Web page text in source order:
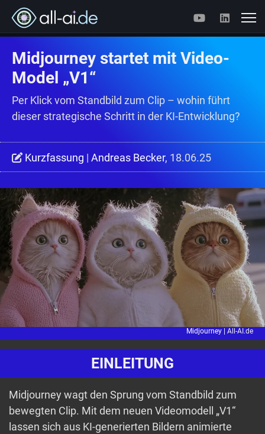
Midjourney startet mit Video-
Model „V1“
Per Klick vom Standbild zum Clip – wohin führt
dieser strategische Schritt in der KI-Entwicklung?
Kurzfassung | Andreas Becker, 18.06.25
Midjourney | All-AI.de
EINLEITUNG
Midjourney wagt den Sprung vom Standbild zum
bewegten Clip. Mit dem neuen Videomodell „V1“
lassen sich aus KI-generierten Bildern animierte